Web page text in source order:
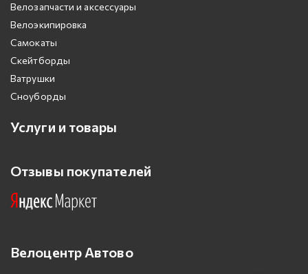
Велозапчасти и аксессуары
Велоэкипировка
Самокаты
Скейтборды
Ватрушки
Сноуборды
Услуги и товары
Отзывы покупателей
Велоцентр Автово